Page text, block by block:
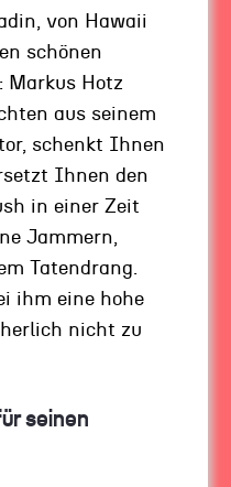
der Corona-
aufs Land. Ein
nicht immer leicht
sind.
zack, die Karten
das bringt Unruhe
weil die
sind. Zack – und
eine Welle auf, die
Welle
von Hawaii
schönen
Markus Hotz
aus seinem
schenkt Ihnen
Ihnen den
in einer Zeit
Jammern,
Tatendrang.
ihm eine hohe
nicht zu
seinen